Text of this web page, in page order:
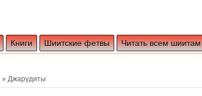
Книги Шиитские фетвы Читать всем шиитам
» Джарудиты